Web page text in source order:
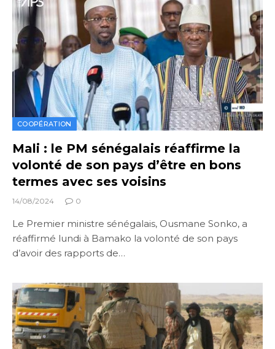
COOPÉRATION
Mali : le PM sénégalais réaffirme la
volonté de son pays d’être en bons
termes avec ses voisins
14/08/2024 0
Le Premier ministre sénégalais, Ousmane Sonko, a
réaffirmé lundi à Bamako la volonté de son pays
d’avoir des rapports de…